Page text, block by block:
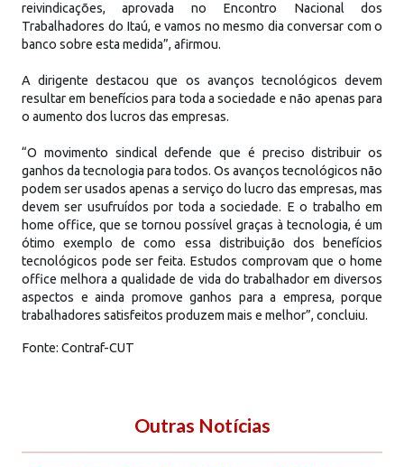
reivindicações, aprovada no Encontro Nacional dos
Trabalhadores do Itaú, e vamos no mesmo dia conversar com o
banco sobre esta medida”, afirmou.
A dirigente destacou que os avanços tecnológicos devem
resultar em benefícios para toda a sociedade e não apenas para
o aumento dos lucros das empresas.
“O movimento sindical defende que é preciso distribuir os
ganhos da tecnologia para todos. Os avanços tecnológicos não
podem ser usados apenas a serviço do lucro das empresas, mas
devem ser usufruídos por toda a sociedade. E o trabalho em
home office, que se tornou possível graças à tecnologia, é um
ótimo exemplo de como essa distribuição dos benefícios
tecnológicos pode ser feita. Estudos comprovam que o home
office melhora a qualidade de vida do trabalhador em diversos
aspectos e ainda promove ganhos para a empresa, porque
trabalhadores satisfeitos produzem mais e melhor”, concluiu.
Fonte: Contraf-CUT
Outras Notícias